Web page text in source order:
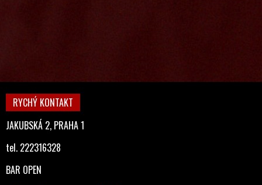
RYCHÝ KONTAKT
JAKUBSKÁ 2, PRAHA 1
tel. 222316328
BAR OPEN